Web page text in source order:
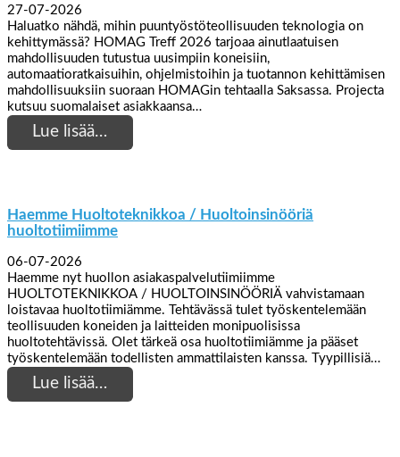
27-07-2026
Haluatko nähdä, mihin puuntyöstöteollisuuden teknologia on
kehittymässä? HOMAG Treff 2026 tarjoaa ainutlaatuisen
mahdollisuuden tutustua uusimpiin koneisiin,
automaatioratkaisuihin, ohjelmistoihin ja tuotannon kehittämisen
mahdollisuuksiin suoraan HOMAGin tehtaalla Saksassa. Projecta
kutsuu suomalaiset asiakkaansa…
Lue lisää…
Haemme Huoltoteknikkoa / Huoltoinsinööriä
huoltotiimiimme
06-07-2026
Haemme nyt huollon asiakaspalvelutiimiimme
HUOLTOTEKNIKKOA / HUOLTOINSINÖÖRIÄ vahvistamaan
loistavaa huoltotiimiämme. Tehtävässä tulet työskentelemään
teollisuuden koneiden ja laitteiden monipuolisissa
huoltotehtävissä. Olet tärkeä osa huoltotiimiämme ja pääset
työskentelemään todellisten ammattilaisten kanssa. Tyypillisiä…
Lue lisää…